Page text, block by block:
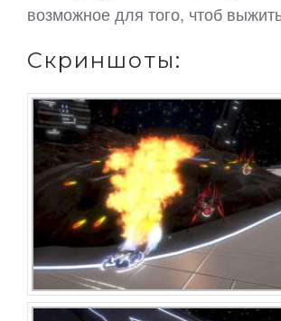
возможное для того, чтоб
Скриншоты: